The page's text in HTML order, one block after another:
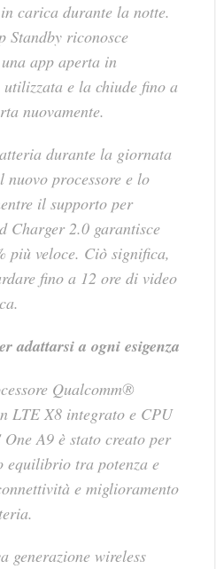
carica durante la notte.
Standby riconosce
app aperta in
e la chiude fino a
nuovamente.
durante la giornata
processore e lo
il supporto per
Charger 2.0 garantisce
più veloce. Ciò significa,
fino a 12 ore di video
adattarsi a ogni esigenza
Qualcomm®
LTE X8 integrato e CPU
A9 è stato creato per
equilibrio tra potenza e
e miglioramento
generazione wireless